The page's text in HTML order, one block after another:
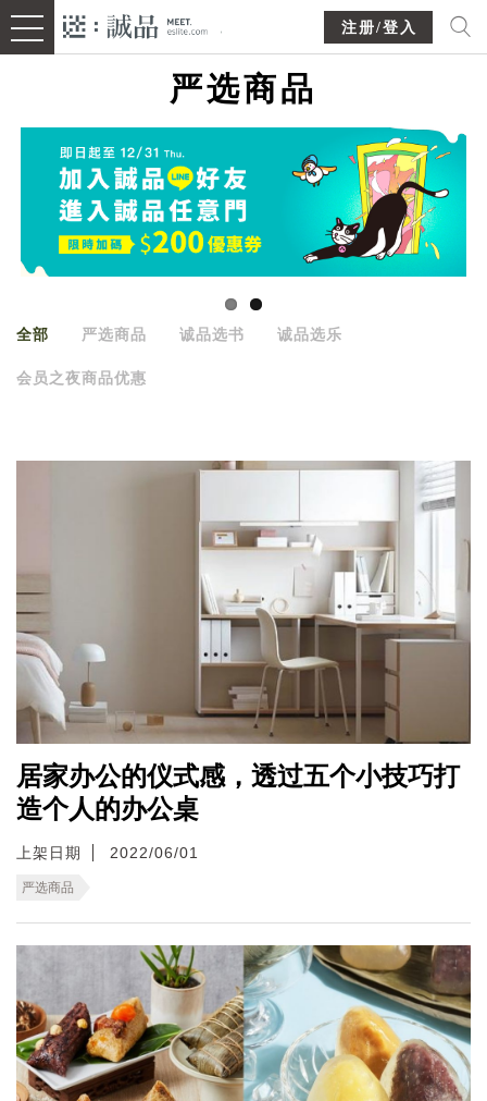
注册/登入
严选商品
全部 严选商品 诚品选书 诚品选乐
会员之夜商品优惠
居家办公的仪式感，透过五个小技巧打
造个人的办公桌
上架日期 2022/06/01
严选商品